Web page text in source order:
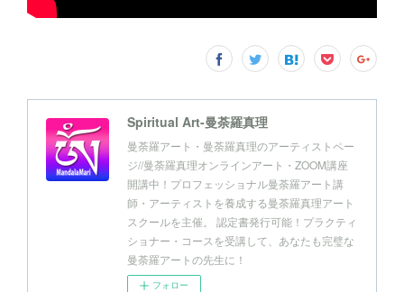
Spiritual Art-曼荼羅真理
曼荼羅アート・曼荼羅真理のアーティストペー
ジ//曼荼羅真理オンラインアート・ZOOM講座
開講中！プロフェッショナル曼荼羅アート講
師・アーティストを養成する曼荼羅真理アート
スクールを主催。 認定書発行可能！プラクティ
ショナー・コースを受講して、あなたも完璧な
曼荼羅アートの先生に！
フォロー